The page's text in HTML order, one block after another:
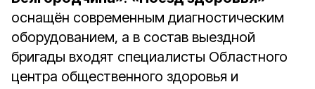
оснащён современным диагностическим
оборудованием, а в состав выездной
бригады входят специалисты Областного
центра общественного здоровья и